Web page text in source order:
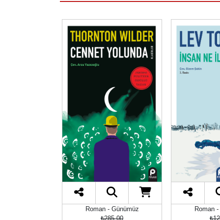
Roman - Günümüz
₺285,00
Roman